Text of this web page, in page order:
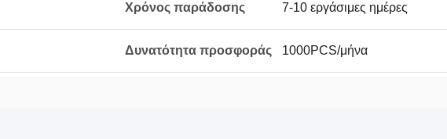
Χρόνος παράδοσης 7-10 εργάσιμες ημέρες
Δυνατότητα προσφοράς 1000PCS/μήνα